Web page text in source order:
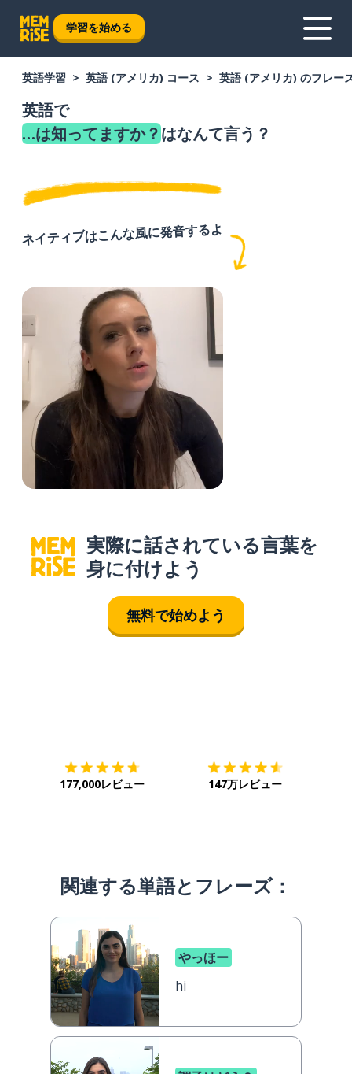
学習を始める
英語学習 英語 (アメリカ) コース 英語 (アメリカ) のフレー
英語で
…は知ってますか？はなんて言う？
ネイティブはこんな風に発音するよ
実際に話されている言葉を
身に付けよう
無料で始めよう
177,000レビュー 147万レビュー
関連する単語とフレーズ：
やっほー
hi